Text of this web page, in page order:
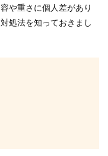
や重さに個人差があり
処法を知っておきまし